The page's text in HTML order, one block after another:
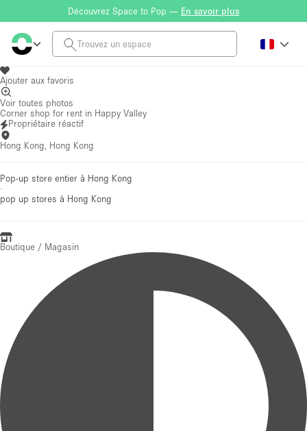
Découvrez Space to Pop — En savoir plus
Ajouter aux favoris
Voir toutes photos
Corner shop for rent in Happy Valley
Propriétaire réactif
Hong Kong, Hong Kong
Pop-up store entier à Hong Kong
·
pop up stores à Hong Kong
Boutique / Magasin